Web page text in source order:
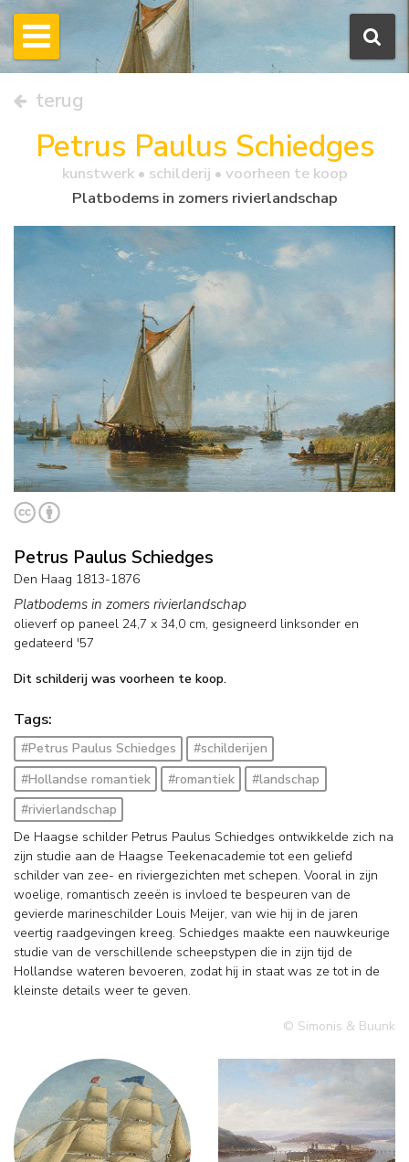
terug
Petrus Paulus Schiedges
kunstwerk • schilderij • voorheen te koop
Platbodems in zomers rivierlandschap
Petrus Paulus Schiedges
Den Haag 1813-1876
Platbodems in zomers rivierlandschap
olieverf op paneel 24,7 x 34,0 cm, gesigneerd linksonder en
gedateerd '57
Dit schilderij was voorheen te koop.
Tags:
#Petrus Paulus Schiedges
#schilderijen
#Hollandse romantiek
#romantiek
#landschap
#rivierlandschap
De Haagse schilder Petrus Paulus Schiedges ontwikkelde zich na
zijn studie aan de Haagse Teekenacademie tot een geliefd
schilder van zee- en riviergezichten met schepen. Vooral in zijn
woelige, romantisch zeeën is invloed te bespeuren van de
gevierde marineschilder Louis Meijer, van wie hij in de jaren
veertig raadgevingen kreeg. Schiedges maakte een nauwkeurige
studie van de verschillende scheepstypen die in zijn tijd de
Hollandse wateren bevoeren, zodat hij in staat was ze tot in de
kleinste details weer te geven.
© Simonis & Buunk